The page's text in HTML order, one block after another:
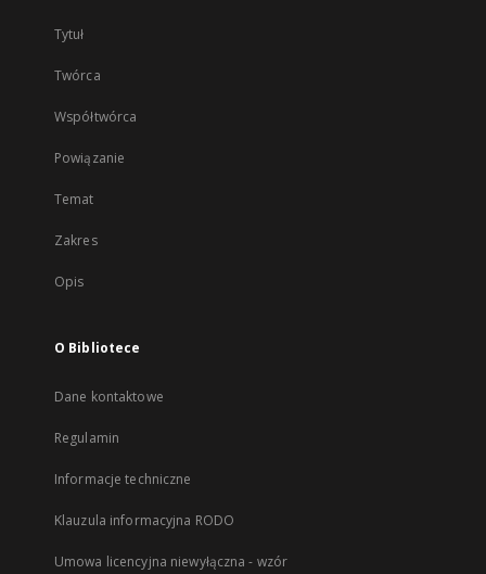
Tytuł
Twórca
Współtwórca
Powiązanie
Temat
Zakres
Opis
O Bibliotece
Dane kontaktowe
Regulamin
Informacje techniczne
Klauzula informacyjna RODO
Umowa licencyjna niewyłączna - wzór